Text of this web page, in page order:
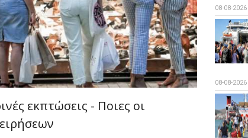
εκπτώσεις - Ποιες οι
08-08-2026
08-08-2026